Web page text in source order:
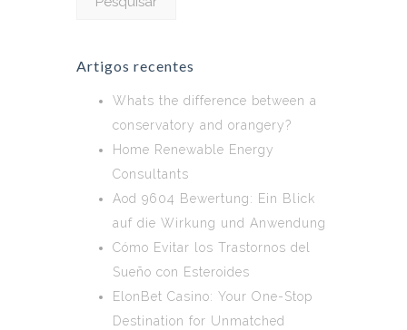
Artigos recentes
Whats the difference between a
conservatory and orangery?
Home Renewable Energy
Consultants
Aod 9604 Bewertung: Ein Blick
auf die Wirkung und Anwendung
Cómo Evitar los Trastornos del
Sueño con Esteroides
ElonBet Casino: Your One-Stop
Destination for Unmatched